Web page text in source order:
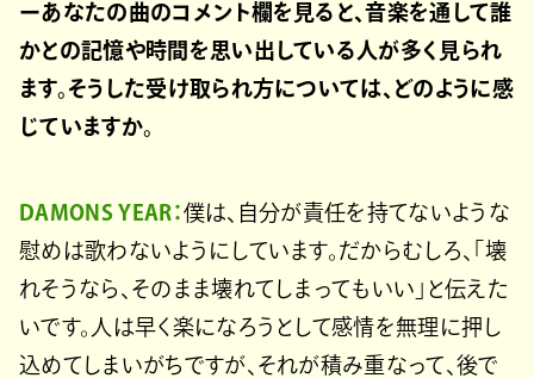
ーあなたの曲のコメント欄を見ると、音楽を通して誰
かとの記憶や時間を思い出している人が多く見られ
ます。そうした受け取られ方については、どのように感
じていますか。
DAMONS YEAR：僕は、自分が責任を持てないような
慰めは歌わないようにしています。だからむしろ、「壊
れそうなら、そのまま壊れてしまってもいい」と伝えた
いです。人は早く楽になろうとして感情を無理に押し
込めてしまいがちですが、それが積み重なって、後で